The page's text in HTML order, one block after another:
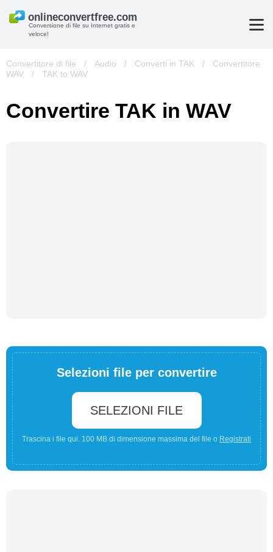
Conversione di file su Internet gratis e
veloce!
Convertitore di file / Audio / Converti in TAK /
Convertitore
WAV
/ TAK to WAV
Convertire TAK in WAV
Selezioni file per convertire
SELEZIONI FILE
Trascina i file qui. 100 MB di dimensione massima del file o Registrati